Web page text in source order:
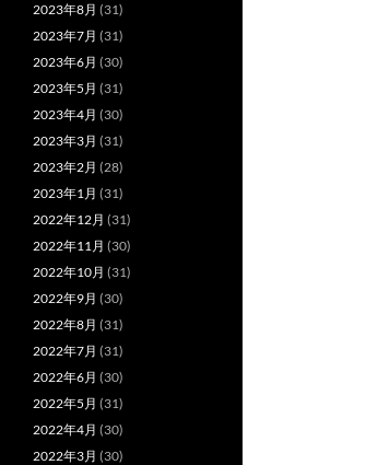
2023年8月 (31)
2023年7月 (31)
2023年6月 (30)
2023年5月 (31)
2023年4月 (30)
2023年3月 (31)
2023年2月 (28)
2023年1月 (31)
2022年12月 (31)
2022年11月 (30)
2022年10月 (31)
2022年9月 (30)
2022年8月 (31)
2022年7月 (31)
2022年6月 (30)
2022年5月 (31)
2022年4月 (30)
2022年3月 (30)